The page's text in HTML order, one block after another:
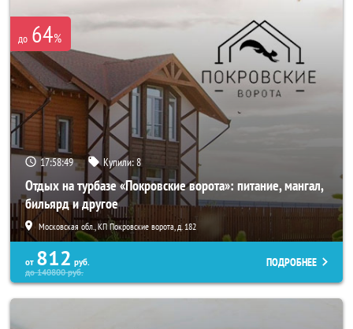
до 64%
17:58:49 Купили:8
Отдых на турбазе «Покровские ворота»: питание, мангал,
бильярд и другое
Московская обл., КП Покровские ворота, д. 182
от 812 руб.
до140800руб.
ПОДРОБНЕЕ